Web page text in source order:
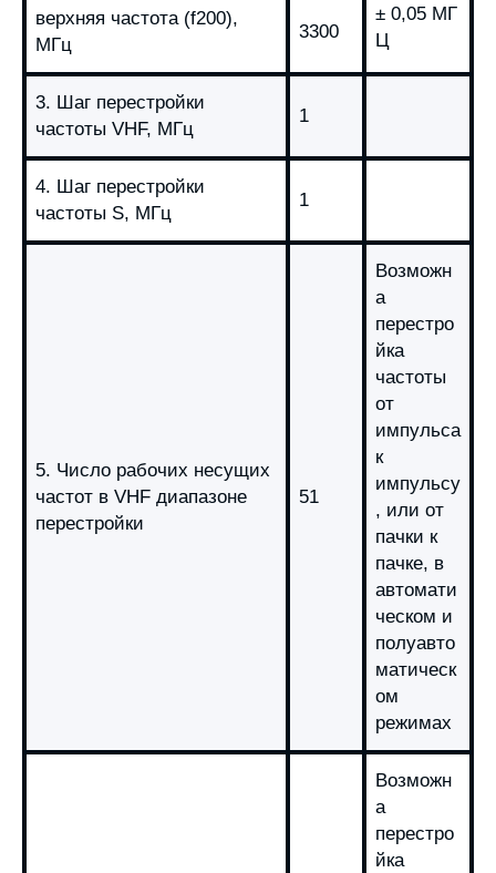
± 0,05 МГ
Ц
верхняя частота (f200),
МГц
3300
3. Шаг перестройки
частоты VHF, МГц
1
4. Шаг перестройки
частоты S, МГц
1
5. Число рабочих несущих
частот в VHF диапазоне
перестройки
51
Возможн
а
перестро
йка
частоты
от
импульса
к
импульсу
, или от
пачки к
пачке, в
автомати
ческом и
полуавто
матическ
ом
режимах
Возможн
а
перестро
йка